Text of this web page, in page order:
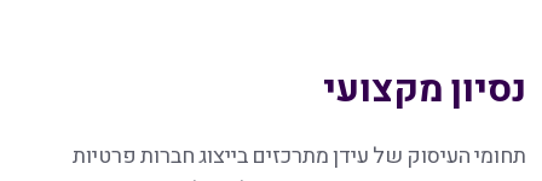
נסיון מקצועי
תחומי העיסוק של עידן מתרכזים בייצוג חברות פרטיות